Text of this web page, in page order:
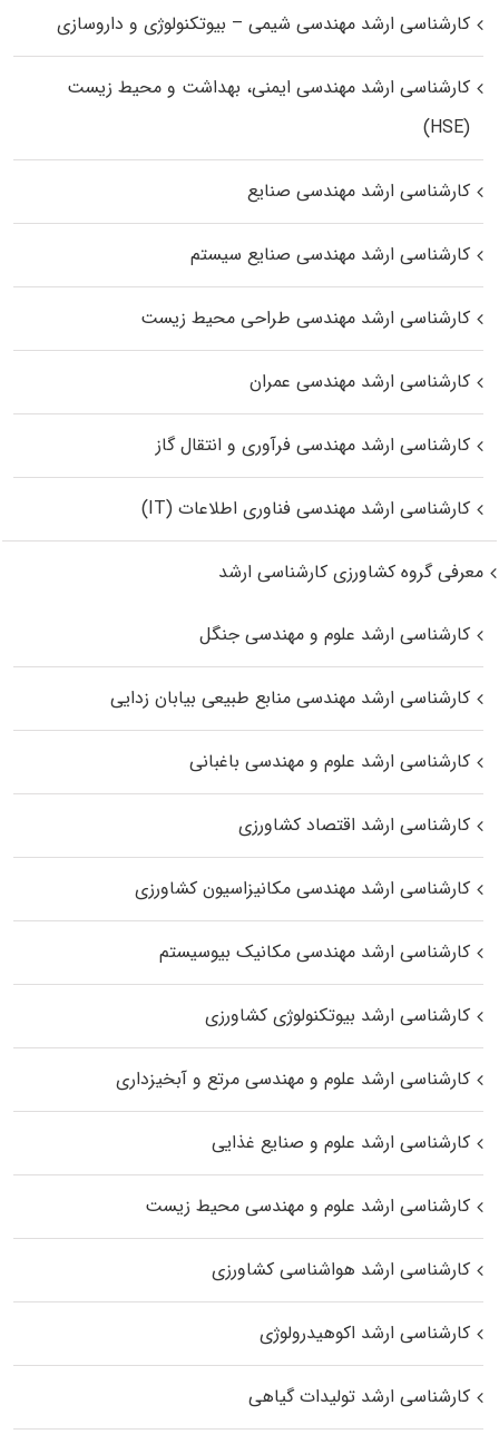
کارشناسی ارشد مهندسی شیمی – بیوتکنولوژی و داروسازی
کارشناسی ارشد مهندسی ایمنی، بهداشت و محیط زیست
(HSE)
کارشناسی ارشد مهندسی صنایع
کارشناسی ارشد مهندسی صنایع سیستم
کارشناسی ارشد مهندسی طراحی محیط زیست
کارشناسی ارشد مهندسی عمران
کارشناسی ارشد مهندسی فرآوری و انتقال گاز
کارشناسی ارشد مهندسی فناوری اطلاعات (IT)
معرفی گروه کشاورزی کارشناسی ارشد
کارشناسی ارشد علوم و مهندسی جنگل
کارشناسی ارشد مهندسی منابع طبیعی بیابان زدایی
کارشناسی ارشد علوم و مهندسی باغبانی
کارشناسی ارشد اقتصاد کشاورزی
کارشناسی ارشد مهندسی مکانیزاسیون کشاورزی
کارشناسی ارشد مهندسی مکانیک بیوسیستم
کارشناسی ارشد بیوتکنولوژی کشاورزی
کارشناسی ارشد علوم و مهندسی مرتع و آبخیزداری
کارشناسی ارشد علوم و صنایع غذایی
کارشناسی ارشد علوم و مهندسی محیط زیست
کارشناسی ارشد هواشناسی کشاورزی
کارشناسی ارشد اکوهیدرولوژی
کارشناسی ارشد تولیدات گیاهی